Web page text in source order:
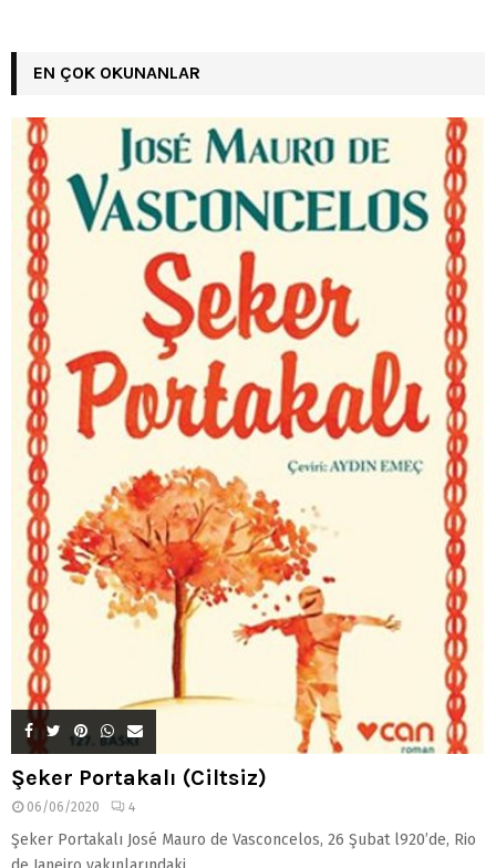
EN ÇOK OKUNANLAR
Şeker Portakalı (Ciltsiz)
06/06/2020 4
Şeker Portakalı José Mauro de Vasconcelos, 26 Şubat l920’de, Rio